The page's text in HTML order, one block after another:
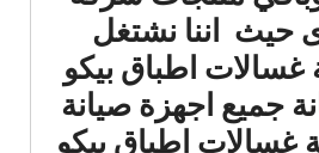
حيث اننا نشتغل
غسالات اطباق بيكو
جميع اجهزة صيانة
غسالات اطباق بيكو